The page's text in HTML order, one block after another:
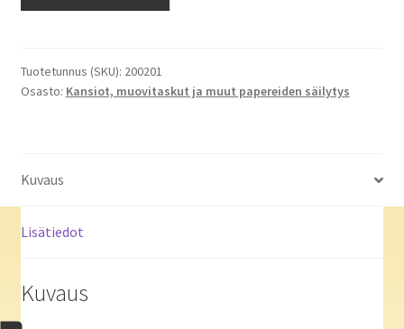
500
A4
Tuotetunnus (SKU): 200201
Osasto: Kansiot, muovitaskut ja muut papereiden säilytys
Kuvaus
Lisätiedot
Kuvaus